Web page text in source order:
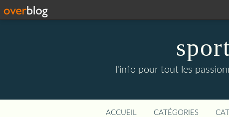
l'info pour tout les
ACCUEIL CATÉGORIES